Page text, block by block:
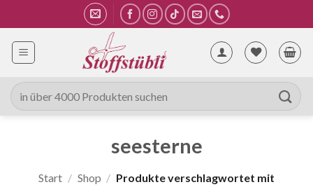
Inhalt
springen
Suche
nach:
seesterne
Start / Shop / Produkte verschlagwortet mit